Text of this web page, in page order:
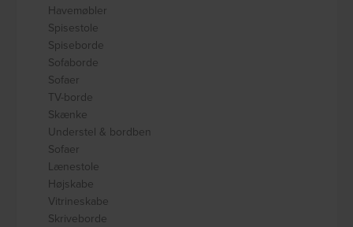
Havemøbler
Spisestole
Spiseborde
Sofaborde
Sofaer
TV-borde
Skænke
Understel & bordben
Sofaer
Lænestole
Højskabe
Vitrineskabe
Skriveborde